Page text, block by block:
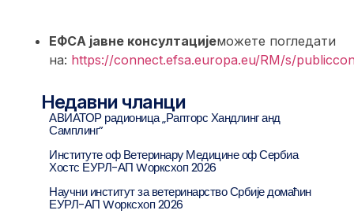
ЕФСА јавне консултацијеможете погледати
на: https://connect.efsa.europa.eu/RM/s/
Недавни чланци
АВИАТОР радионица „Рапторс Хандлинг анд
Самплинг”
Институте оф Ветеринарy Медицине оф Сербиа
Хостс ЕУРЛ-АП Wорксхоп 2026
Научни институт за ветеринарство Србије домаћин
ЕУРЛ-АП Wорксхоп 2026